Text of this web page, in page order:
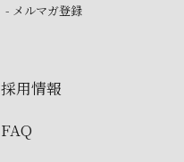
- メルマガ登録
採用情報
FAQ